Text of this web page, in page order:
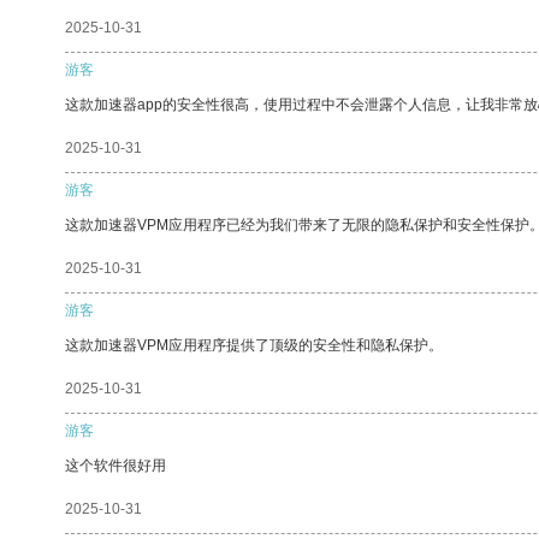
2025-10-31
游客
这款加速器app的安全性很高，使用过程中不会泄露个人信息，让我非常
2025-10-31
游客
这款加速器VPM应用程序已经为我们带来了无限的隐私保护和安全性保护
2025-10-31
游客
这款加速器VPM应用程序提供了顶级的安全性和隐私保护。
2025-10-31
游客
这个软件很好用
2025-10-31